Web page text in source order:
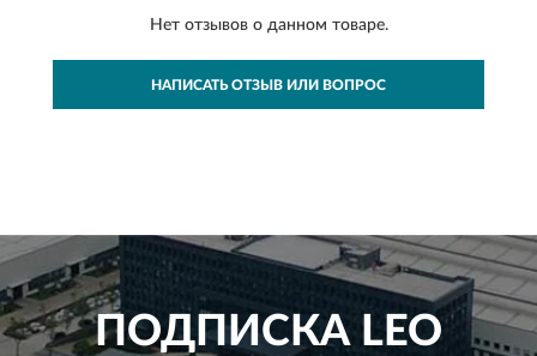
Нет отзывов о данном товаре.
НАПИСАТЬ ОТЗЫВ ИЛИ ВОПРОС
ПОДПИСКАLEO